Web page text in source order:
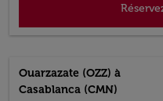
Ouarzazate (OZZ) à
Casablanca (CMN)